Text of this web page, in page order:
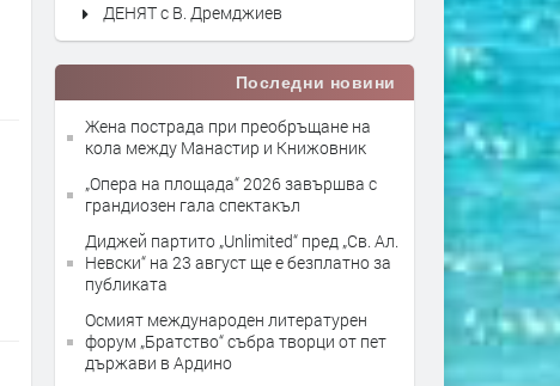
ДЕНЯТ с В. Дремджиев
Последни новини
Жена пострада при преобръщане на
кола между Манастир и Книжовник
„Опера на площада“ 2026 завършва с
грандиозен гала спектакъл
Диджей партито „Unlimited“ пред „Св. Ал.
Невски“ на 23 август ще е безплатно за
публиката
Осмият международен литературен
форум „Братство“ събра творци от пет
държави в Ардино